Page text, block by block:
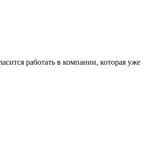
работать в компании, которая уже